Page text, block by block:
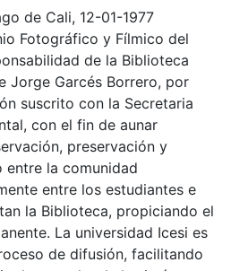
de Cali, 12-01-1977
Fotográfico y Fílmico del
de la Biblioteca
Jorge Garcés Borrero, por
suscrito con la Secretaria
con el fin de aunar
preservación y
la comunidad
entre los estudiantes e
la Biblioteca, propiciando el
La universidad Icesi es
de difusión, facilitando